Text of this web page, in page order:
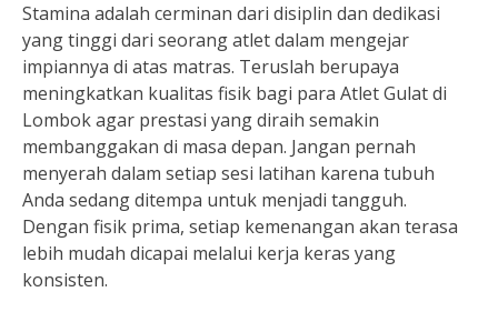
Stamina adalah cerminan dari disiplin dan dedikasi
yang tinggi dari seorang atlet dalam mengejar
impiannya di atas matras. Teruslah berupaya
meningkatkan kualitas fisik bagi para Atlet Gulat di
Lombok agar prestasi yang diraih semakin
membanggakan di masa depan. Jangan pernah
menyerah dalam setiap sesi latihan karena tubuh
Anda sedang ditempa untuk menjadi tangguh.
Dengan fisik prima, setiap kemenangan akan terasa
lebih mudah dicapai melalui kerja keras yang
konsisten.